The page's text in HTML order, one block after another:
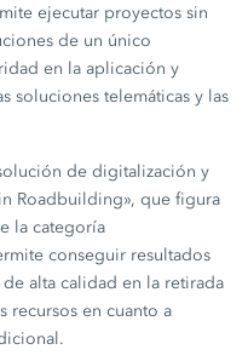
ejecutar proyectos sin
de un único
en la aplicación y
soluciones telemáticas y las
de digitalización y
Roadbuilding», que figura
la categoría
conseguir resultados
alta calidad en la retirada
recursos en cuanto a